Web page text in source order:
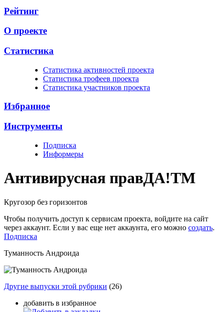
Рейтинг
О проекте
Статистика
Cтатистика активностей проекта
Cтатистика трофеев проекта
Cтатистика участников проекта
Избранное
Инструменты
Подписка
Информеры
Антивирусная правДА!TM
Кругозор без горизонтов
Чтобы получить доступ к сервисам проекта, войдите на сайт
через аккаунт. Если у вас еще нет аккаунта, его можно создать.
Подписка
Туманность Андроида
Другие выпуски этой рубрики (26)
добавить в избранное